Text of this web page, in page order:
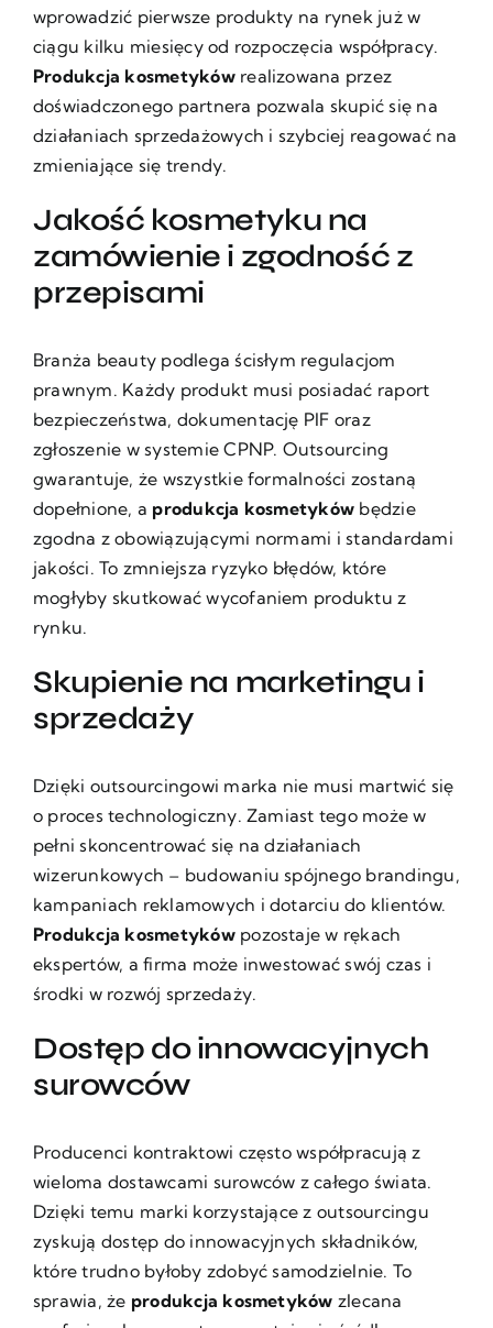
wprowadzić pierwsze produkty na rynek już w
ciągu kilku miesięcy od rozpoczęcia współpracy.
Produkcja kosmetykówrealizowana przez
doświadczonego partnera pozwala skupić się na
działaniach sprzedażowych i szybciej reagować na
zmieniające się trendy.
Jakość kosmetyku na
zamówienie i zgodność z
przepisami
Branża beauty podlega ścisłym regulacjom
prawnym. Każdy produkt musi posiadać raport
bezpieczeństwa, dokumentację PIF oraz
zgłoszenie w systemie CPNP. Outsourcing
gwarantuje, że wszystkie formalności zostaną
dopełnione, a produkcja kosmetyków będzie
zgodna z obowiązującymi normami i standardami
jakości. To zmniejsza ryzyko błędów, które
mogłyby skutkować wycofaniem produktu z
rynku.
Skupienie na marketingu i
sprzedaży
Dzięki outsourcingowi marka nie musi martwić się
o proces technologiczny. Zamiast tego może w
pełni skoncentrować się na działaniach
wizerunkowych – budowaniu spójnego brandingu,
kampaniach reklamowych i dotarciu do klientów.
Produkcja kosmetykówpozostaje w rękach
ekspertów, a firma może inwestować swój czas i
środki w rozwój sprzedaży.
Dostęp do innowacyjnych
surowców
Producenci kontraktowi często współpracują z
wieloma dostawcami surowców z całego świata.
Dzięki temu marki korzystające z outsourcingu
zyskują dostęp do innowacyjnych składników,
które trudno byłoby zdobyć samodzielnie. To
sprawia, że produkcja kosmetyków zlecana